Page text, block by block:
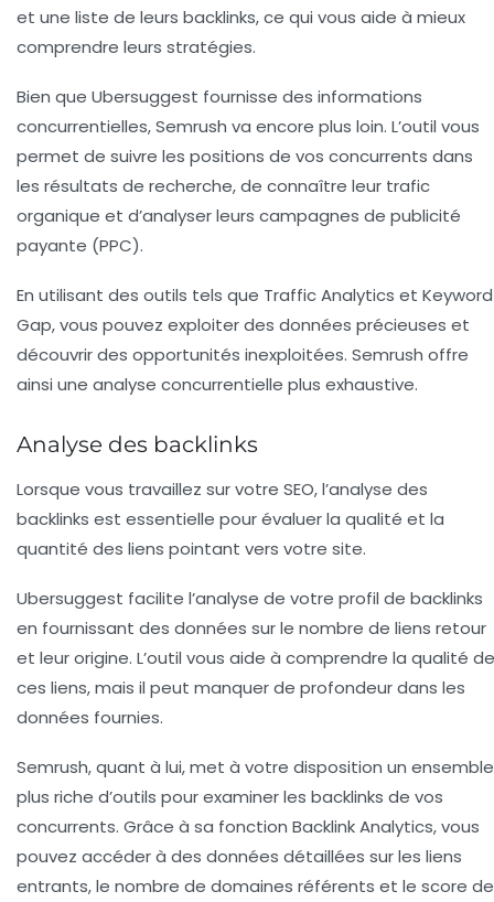
et une liste de leurs backlinks, ce qui vous aide à mieux
comprendre leurs stratégies.
Bien que Ubersuggest fournisse des informations
concurrentielles, Semrush va encore plus loin. L’outil vous
permet de suivre les positions de vos concurrents dans
les résultats de recherche, de connaître leur trafic
organique et d’analyser leurs campagnes de publicité
payante (PPC).
En utilisant des outils tels que Traffic Analytics et Keyword
Gap, vous pouvez exploiter des données précieuses et
découvrir des opportunités inexploitées. Semrush offre
ainsi une analyse concurrentielle plus exhaustive.
Analyse des backlinks
Lorsque vous travaillez sur votre SEO, l’analyse des
backlinks est essentielle pour évaluer la qualité et la
quantité des liens pointant vers votre site.
Ubersuggest facilite l’analyse de votre profil de backlinks
en fournissant des données sur le nombre de liens retour
et leur origine. L’outil vous aide à comprendre la qualité de
ces liens, mais il peut manquer de profondeur dans les
données fournies.
Semrush, quant à lui, met à votre disposition un ensemble
plus riche d’outils pour examiner les backlinks de vos
concurrents. Grâce à sa fonction Backlink Analytics, vous
pouvez accéder à des données détaillées sur les liens
entrants, le nombre de domaines référents et le score de